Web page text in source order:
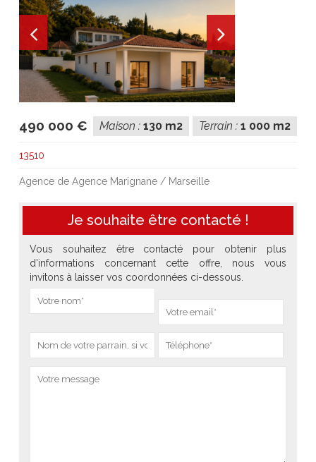
490 000 € Terrain : 1 000 m2
Maison : 130 m2
13510
Agence de Agence Marignane / Marseille
Je souhaite être contacté !
Vous souhaitez être contacté pour obtenir plus
d'informations concernant cette offre, nous vous
invitons à laisser vos coordonnées ci-dessous.